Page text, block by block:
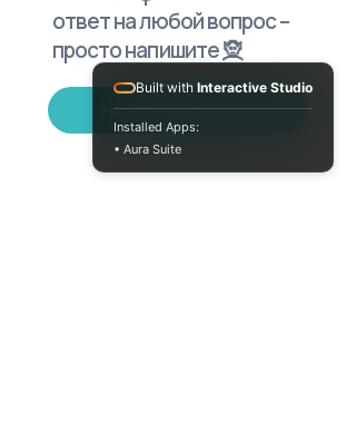
ответ на любой вопрос –
просто напишите 🧝
Написать в Telegram
Built with Interactive Studio
Installed Apps:
• Aura Suite